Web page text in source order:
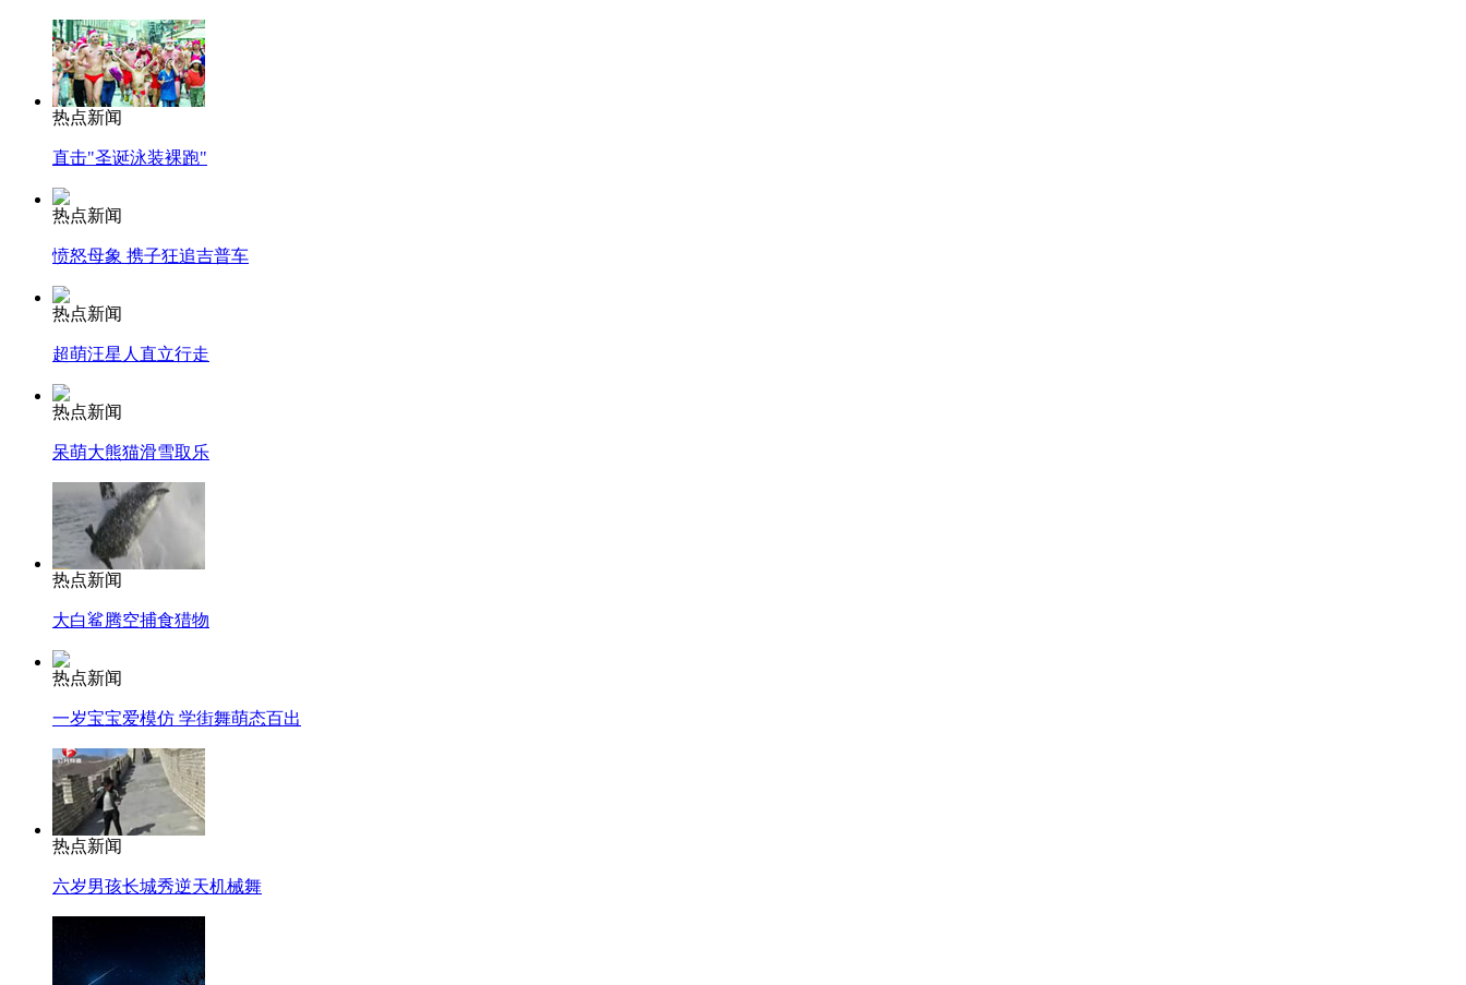
热点新闻
直击"圣诞泳装裸跑"
热点新闻
愤怒母象 携子狂追吉普车
热点新闻
超萌汪星人直立行走
热点新闻
呆萌大熊猫滑雪取乐
热点新闻
大白鲨腾空捕食猎物
热点新闻
一岁宝宝爱模仿 学街舞萌态百出
热点新闻
六岁男孩长城秀逆天机械舞